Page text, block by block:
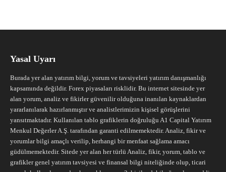
Yasal Uyarı
Burada yer alan yatırım bilgi, yorum ve tavsiyeleri yatırım danışmanlığı
kapsamında değildir. Forex piyasaları risklidir. Bu internet sitesinde yer
alan yorum, analiz ve fikirler güvenilir olduğuna inanılan kaynaklardan
yararlanılarak hazırlanmıştır ve analistlerimizin kişisel görüşlerini
yansıtmaktadır. Kullanılan tablo grafiklerin doğruluğu A1 Capital Yatırım
Menkul Değerler A.Ş. tarafından garanti edilmemektedir. Analiz, fikir ve
yorumlar bilgi amaçlı verilip, herhangi bir menfaat sağlama amacı
güdülmemektedir. Sitede yer alan her türlü Analiz, fikir, yorum, tablo ve
grafikler genel yatırım tavsiyesi ve finansal bilgi niteliğinde olup, ticari